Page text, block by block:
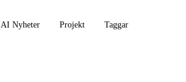
AI Nyheter Projekt Taggar